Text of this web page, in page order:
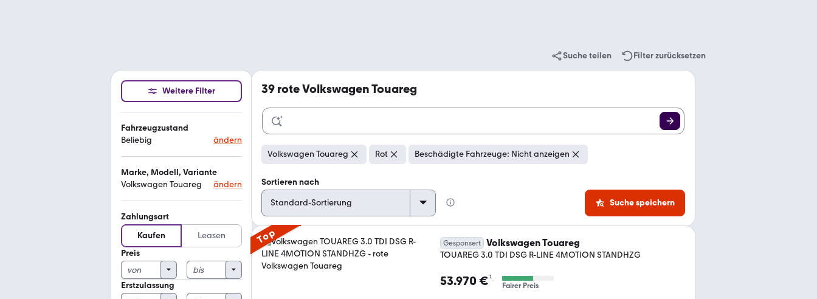
Suche teilen Filter zurücksetzen
Weitere Filter
Fahrzeugzustand
Beliebig
ändern
Marke, Modell, Variante
Volkswagen Touareg
ändern
Zahlungsart
Kaufen
Leasen
Preis
Erstzulassung
39 rote Volkswagen Touareg
Volkswagen Touareg Rot Beschädigte Fahrzeuge: Nicht anzeigen
Sortieren nach
Suche speichern
Top Gesponsert Volkswagen Touareg
TOUAREG 3.0 TDI DSG R-LINE 4MOTION STANDHZG
53.970 €¹
Fairer Preis